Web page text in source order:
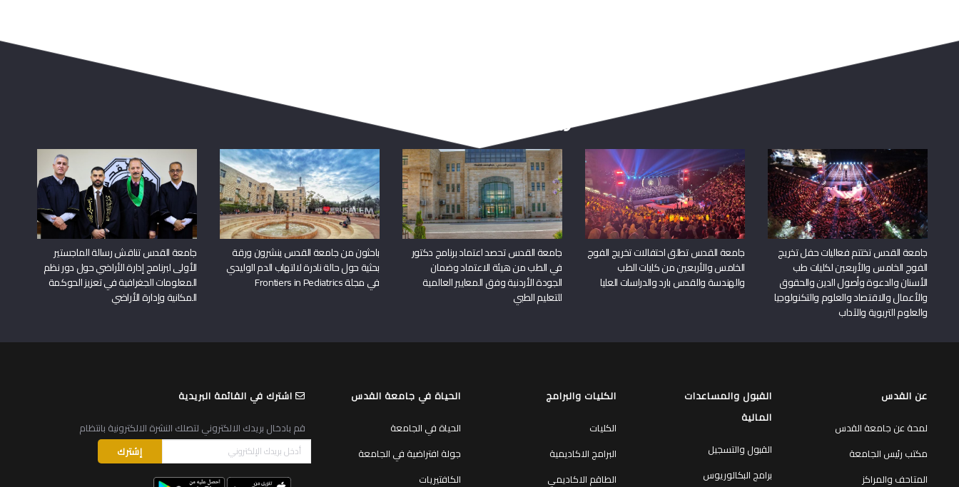
ربما يعجبك أيضا
جامعة القدس تختتم فعاليات حفل تخريج
الفوج الخامس والأربعين لكليات طب
الأسنان والدعوة وأصول الدين والحقوق
والأعمال والاقتصاد والعلوم والتكنولوجيا
والعلوم التربوية والآداب
جامعة القدس تطلق احتفالات تخريج الفوج
الخامس والأربعين من كليات الطب
والهندسة والقدس بارد والدراسات العليا
جامعة القدس تحصد اعتماد برنامج دكتور
في الطب من هيئة الاعتماد وضمان
الجودة الأردنية وفق المعايير العالمية
للتعليم الطبي
باحثون من جامعة القدس ينشرون ورقة
بحثية حول حالة نادرة لالتهاب الدم الوليدي
في مجلة Frontiers in Pediatrics
جامعة القدس تناقش رسالة الماجستير
الأولى لبرنامج إدارة الأراضي حول دور نظم
المعلومات الجغرافية في تعزيز الحوكمة
المكانية وإدارة الأراضي
عن القدس
لمحة عن جامعة القدس
مكتب رئيس الجامعة
المتاحف والمراكز
القبول والمساعدات
المالية
القبول والتسجيل
برامج البكالوريوس
الكليات والبرامج
الكليات
البرامج الاكاديمية
الطاقم الاكاديمي
الحياة في جامعة القدس
الحياة في الجامعة
جولة افتراضية في الجامعة
الكافتيريات
اشترك في القائمة البريدية
قم بادخال بريدك الالكتروني لتصلك النشرة الالكترونية بانتظام